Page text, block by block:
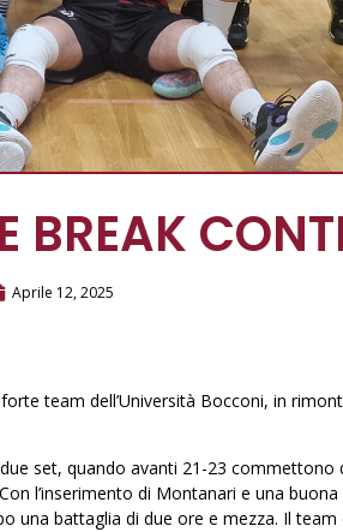
BREAK
Aprile 12, 2025
team dell’Università Bocconi, in
set, quando avanti 21-23 commettono
l’inserimento di Montanari e una
una battaglia di due ore e mezza. Il